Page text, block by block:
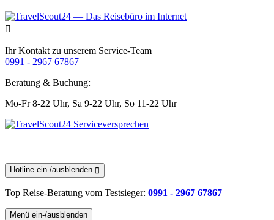
Ihr Kontakt zu unserem Service-Team
0991 - 2967 67867
Beratung & Buchung:
Mo-Fr 8-22 Uhr, Sa 9-22 Uhr, So 11-22 Uhr
Hotline ein-/ausblenden
Top Reise-Beratung vom Testsieger: 0991 - 2967 67867
Menü ein-/ausblenden